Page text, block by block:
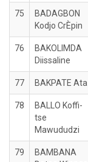
75
BADAGBON
Kodjo CrÈpin
76
BAKOLIMDA
Diissaline
77 BAKPATE Ata
78
BALLO Koffi-
tse
Mawududzi
79
BAMBANA